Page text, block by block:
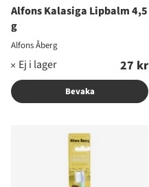
Alfons Kalasiga Lipbalm 4,5
g
Alfons Åberg
27 kr
Bevaka